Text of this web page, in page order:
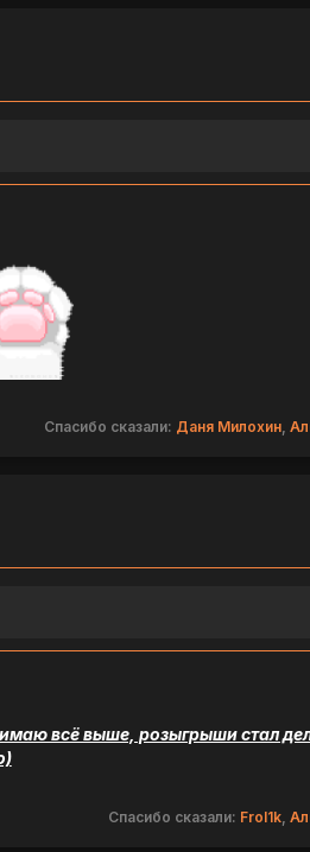
Спасибо сказали: Даня Милохин,
всё выше, розыгрыши стал
Спасибо сказали: Frol1k,